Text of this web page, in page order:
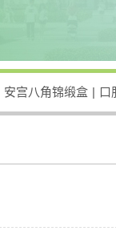
安宫八角锦缎盒 | 口